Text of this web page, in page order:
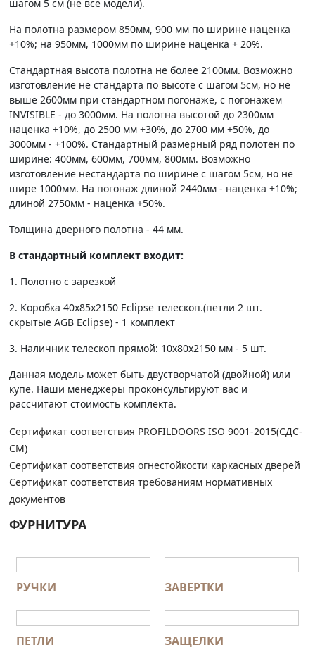
шагом 5 см (не все модели).
На полотна размером 850мм, 900 мм по ширине наценка
+10%; на 950мм, 1000мм по ширине наценка + 20%.
Стандартная высота полотна не более 2100мм. Возможно
изготовление не стандарта по высоте с шагом 5см, но не
выше 2600мм при стандартном погонаже, с погонажем
INVISIBLE - до 3000мм. На полотна высотой до 2300мм
наценка +10%, до 2500 мм +30%, до 2700 мм +50%, до
3000мм - +100%. Стандартный размерный ряд полотен по
ширине: 400мм, 600мм, 700мм, 800мм. Возможно
изготовление нестандарта по ширине с шагом 5см, но не
шире 1000мм. На погонаж длиной 2440мм - наценка +10%;
длиной 2750мм - наценка +50%.
Толщина дверного полотна - 44 мм.
В стандартный комплект входит:
1. Полотно c зарезкой
2. Коробка 40х85х2150 Eclipse телескоп.(петли 2 шт.
скрытые AGB Eclipse) - 1 комплект
3. Наличник телескоп прямой: 10х80х2150 мм - 5 шт.
Данная модель может быть двустворчатой (двойной) или
купе. Наши менеджеры проконсультируют вас и
рассчитают стоимость комплекта.
Сертификат соответствия PROFILDOORS ISO 9001-2015(СДС-
СМ)
Сертификат соответствия огнестойкости каркасных дверей
Сертификат соответствия требованиям нормативных
документов
ФУРНИТУРА
РУЧКИ ЗАВЕРТКИ
ПЕТЛИ ЗАЩЕЛКИ